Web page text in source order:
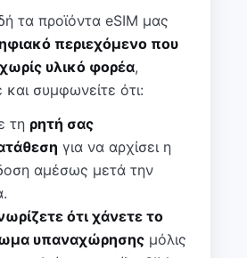
τα προϊόντα eSIM μας
περιεχόμενο που
υλικό φορέα,
και συμφωνείτε ότι:
τη ρητή σας
για να αρχίσει η
αμέσως μετά την
ότι χάνετε το
υπαναχώρησης μόλις